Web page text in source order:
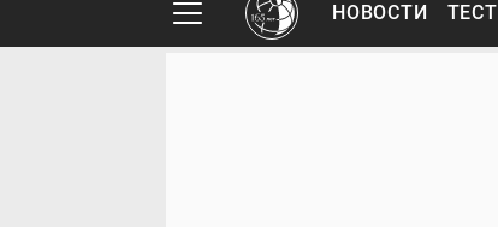
НОВОСТИ